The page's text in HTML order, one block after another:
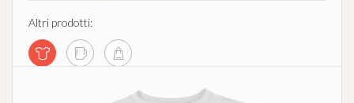
Altri prodotti: